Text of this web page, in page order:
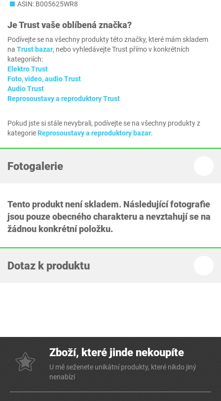
ASIN: B005625WR8
JeTrustvaše oblíbená značka?
Podívejte se na všechny produkty této značky, které mám skladem
na Trust bazar, nebo vyhledávejte Trust přímo v konkrétních
kategoriích:
Elektro Trust
Foto, video, audio Trust
Audio Trust
Reprosoustavy a reproduktory Trust
Pokud jste si stále nevybrali, podívejte se na všechny produkty z
kategorieReprosoustavy a reproduktory bazar.
Fotogalerie
Tento produkt není skladem. Následující fotografie
jsou pouze obecného charakteru a nevztahují se na
žádnou konkrétní položku.
Dotaz k produktu
Zboží, které jinde nekoupíte
U mě seženete unikátní produkty, které nikdo jiný
nenabízí